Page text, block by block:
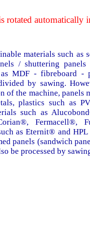
rotated automatically
materials such as
/ shuttering
MDF - fibreboard -
by sawing.
of the machine, panels
plastics such as
such as
Fermacell®,
as Eternit® and HPL
panels (sandwich
be processed by